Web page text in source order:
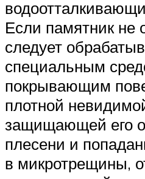
Если памятник не
следует
специальным
покрывающим
плотной
защищающей его
плесени и
в микротрещины,